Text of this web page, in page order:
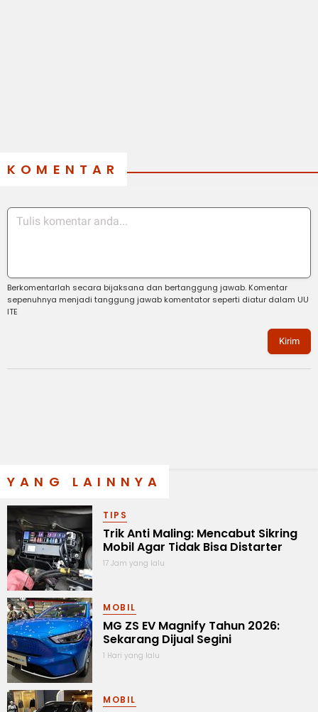
KOMENTAR
Berkomentarlah secara bijaksana dan bertanggung jawab. Komentar
sepenuhnya menjadi tanggung jawab komentator seperti diatur dalam UU
ITE
Kirim
YANG LAINNYA
TIPS
Trik Anti Maling: Mencabut Sikring
Mobil Agar Tidak Bisa Distarter
17 Jam yang lalu
MOBIL
MG ZS EV Magnify Tahun 2026:
Sekarang Dijual Segini
1 Hari yang lalu
MOBIL